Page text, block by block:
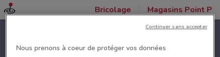
Bricolage Magasins Point P
Nous prenons à coeur de protéger vos données
Continuer sans accepter